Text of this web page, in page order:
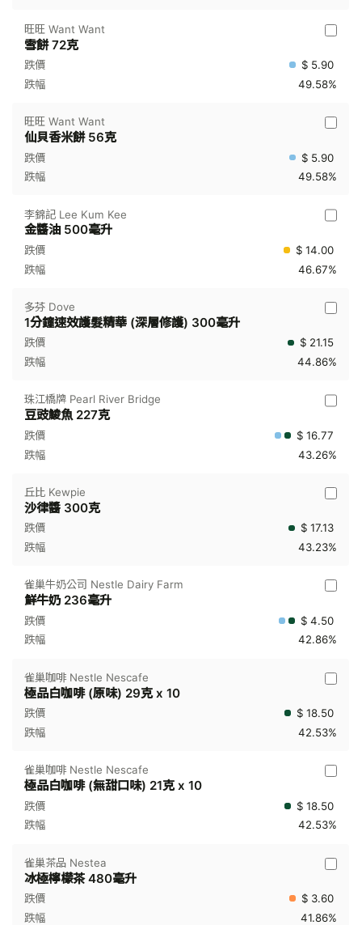
旺旺 Want Want
雪餅 72克
$ 5.90
49.58%
旺旺 Want Want
仙貝香米餅 56克
$ 5.90
49.58%
李錦記 Lee Kum Kee
金醬油 500毫升
$ 14.00
46.67%
多芬 Dove
1分鐘速效護髮精華 (深層修護) 300毫升
$ 21.15
44.86%
珠江橋牌 Pearl River Bridge
豆豉鯪魚 227克
$ 16.77
43.26%
丘比 Kewpie
沙律醬 300克
$ 17.13
43.23%
雀巢牛奶公司 Nestle Dairy Farm
鮮牛奶 236毫升
$ 4.50
42.86%
雀巢咖啡 Nestle Nescafe
極品白咖啡 (原味) 29克 x 10
$ 18.50
42.53%
雀巢咖啡 Nestle Nescafe
極品白咖啡 (無甜口味) 21克 x 10
$ 18.50
42.53%
雀巢茶品 Nestea
冰極檸檬茶 480毫升
$ 3.60
41.86%